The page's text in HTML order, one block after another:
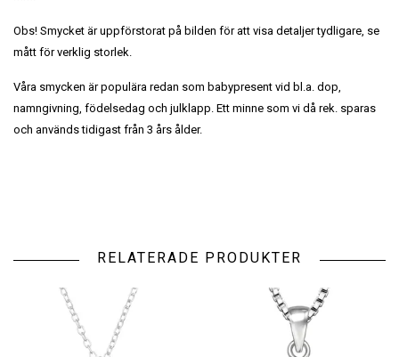
Obs! Smycket är uppförstorat på bilden för att visa detaljer tydligare, se
mått för verklig storlek.
Våra smycken är populära redan som babypresent vid bl.a. dop,
namngivning, födelsedag och julklapp. Ett minne som vi då rek. sparas
och används tidigast från 3 års ålder.
RELATERADE PRODUKTER